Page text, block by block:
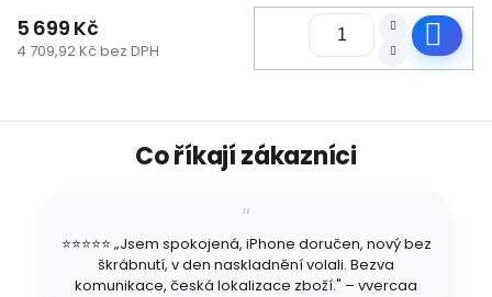
5 699 Kč
4 709,92 Kč bez DPH
Z
Co říkají zákazníci
⭐⭐⭐⭐⭐ „Jsem spokojená, iPhone doručen, nový bez
škrábnutí, v den naskladnění volali. Bezva
komunikace, česká lokalizace zboží." – vvercaa